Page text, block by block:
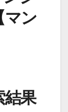
マン
結果